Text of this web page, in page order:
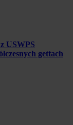
USWPS
gettach